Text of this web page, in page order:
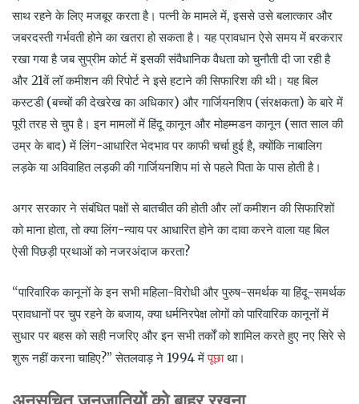
साथ रहने के लिए मजबूर करता है। पत्नी के मामले में, इससे उसे बलात्कार और
जबरदस्ती गर्भवती होने का खतरा हो सकता है। यह प्रावधान ऐसे समय में बरकरार
रखा गया है जब सुप्रीम कोर्ट में इसकी संवैधानिक वैधता को चुनौती दी जा रही है
और 21वें लॉ कमीशन की रिपोर्ट ने इसे हटाने की सिफारिश की थी। यह बिल
कस्टडी (बच्चों की देखरेख का अधिकार) और गार्जियनशिप (संरक्षकता) के बारे में
पूरी तरह से चुप है। इन मामलों में हिंदू कानून और मोहम्मडन कानून (सात साल की
उम्र के बाद) में लिंग-आधारित भेदभाव पर काफी चर्चा हुई है, क्योंकि नाबालिग
लड़के या अविवाहित लड़की की गार्जियनशिप मां से पहले पिता के पास होती है।
अगर सरकार ने संबंधित पक्षों से बातचीत की होती और लॉ कमीशन की सिफारिशों
को माना होता, तो क्या लिंग-न्याय पर आधारित होने का दावा करने वाला यह बिल
ऐसी पिछड़ी प्रथाओं को नजरअंदाज करता?
“पारिवारिक कानूनों के इन सभी महिला-विरोधी और पुरुष-समर्थक या हिंदू-समर्थक
प्रावधानों पर चुप रहने के बजाय, क्या धर्मनिरपेक्ष लोगों को पारिवारिक कानूनों में
सुधार पर बहस को सही नजरिए और इन सभी तर्कों को शामिल करते हुए नए सिरे से
शुरू नहीं करना चाहिए?” सेतलवाड़ ने 1994 मेंपूछाथा।